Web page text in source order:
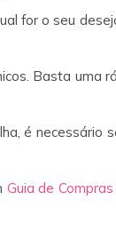
for o seu
Basta uma
é necessário
Guia de Compras